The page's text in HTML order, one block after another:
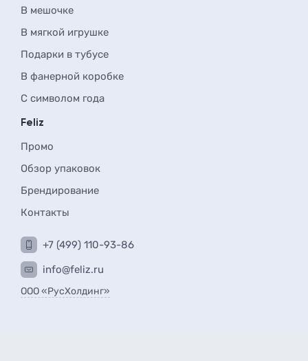
В мешочке
В мягкой игрушке
Подарки в тубусе
В фанерной коробке
С символом года
Feliz
Промо
Обзор упаковок
Брендирование
Контакты
+7 (499) 110-93-86
info@feliz.ru
ООО «РусХолдинг»